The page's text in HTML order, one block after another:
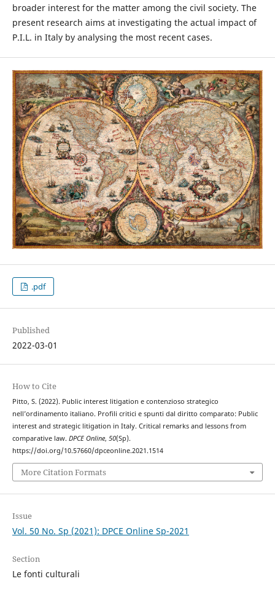
broader interest for the matter among the civil society. The
present research aims at investigating the actual impact of
P.I.L. in Italy by analysing the most recent cases.
.pdf
Published
2022-03-01
How to Cite
Pitto, S. (2022). Public interest litigation e contenzioso strategico
nell’ordinamento italiano. Profili critici e spunti dal diritto comparato: Public
interest and strategic litigation in Italy. Critical remarks and lessons from
comparative law. DPCE Online, 50(Sp).
https://doi.org/10.57660/dpceonline.2021.1514
More Citation Formats
Issue
Vol. 50 No. Sp (2021): DPCE Online Sp-2021
Section
Le fonti culturali